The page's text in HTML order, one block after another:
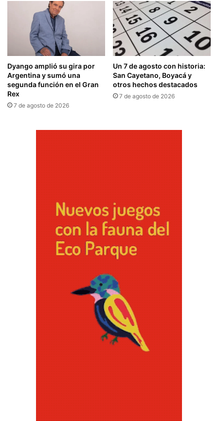
Dyango amplió su gira por
Argentina y sumó una
segunda función en el Gran
Rex
7 de agosto de 2026
Un 7 de agosto con historia:
San Cayetano, Boyacá y
otros hechos destacados
7 de agosto de 2026